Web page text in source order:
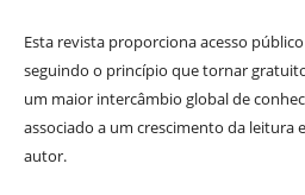
Esta revista proporciona acesso
seguindo o princípio que tornar
um maior intercâmbio global de
associado a um crescimento da leitura
autor.